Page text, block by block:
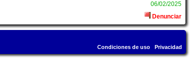
06/02/2025
Denunciar
Condiciones de uso Privacidad